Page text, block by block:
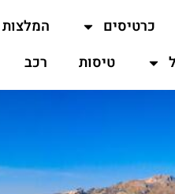
כרטיסים המלצות
טיסות רכב